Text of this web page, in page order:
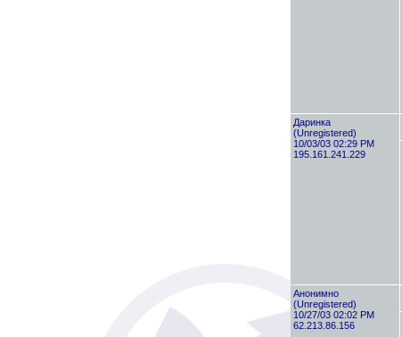
Даринка
(Unregistered)
10/03/03 02:29 PM
195.161.241.229
Анонимно
(Unregistered)
10/27/03 02:02 PM
62.213.86.156